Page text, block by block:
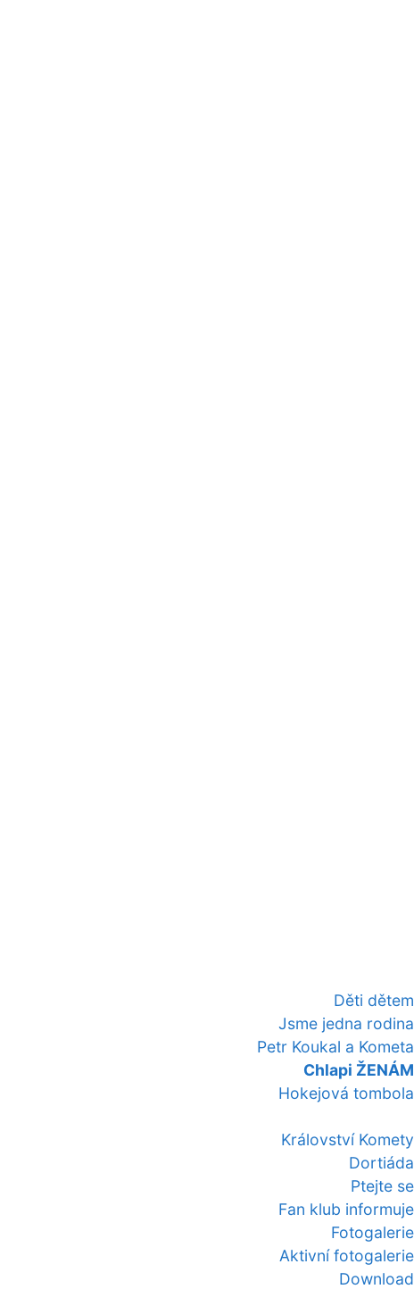
Děti dětem
Jsme jedna rodina
Petr Koukal a Kometa
Chlapi ŽENÁM
Hokejová tombola
Království Komety
Dortiáda
Ptejte se
Fan klub informuje
Fotogalerie
Aktivní fotogalerie
Download